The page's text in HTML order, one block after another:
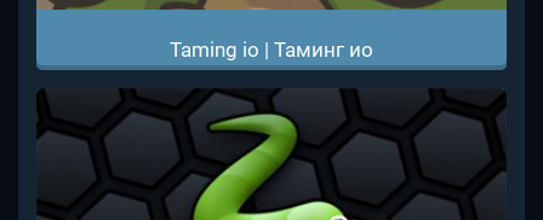
Taming io | Таминг ио